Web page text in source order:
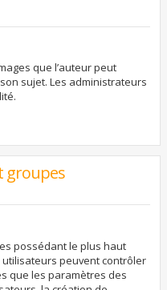
que l’auteur peut
sujet. Les administrateurs
groupes
possédant le plus haut
peuvent contrôler
que les paramètres des